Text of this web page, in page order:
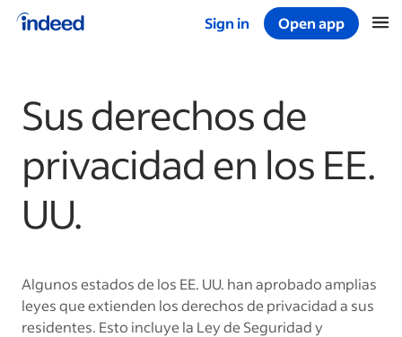
Sign in Open app
Sus derechos de
privacidad en los EE.
UU.
Algunos estados de los EE. UU. han aprobado amplias
leyes que extienden los derechos de privacidad a sus
residentes. Esto incluye la Ley de Seguridad y